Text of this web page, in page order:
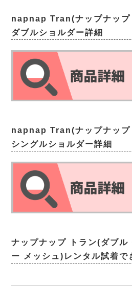
napnap Tran(ナップナップ
ダブルショルダー詳細
napnap Tran(ナップナップ
シングルショルダー詳細
ナップナップ トラン(ダブル
ー メッシュ)レンタル試着で